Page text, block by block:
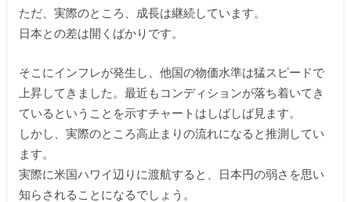
ただ、実際のところ、成長は継続しています。
日本との差は開くばかりです。
そこにインフレが発生し、他国の物価水準は猛スピードで
上昇してきました。最近もコンディションが落ち着いてき
ているということを示すチャートはしばしば見ます。
しかし、実際のところ高止まりの流れになると推測してい
ます。
実際に米国ハワイ辺りに渡航すると、日本円の弱さを思い
知らされることになるでしょう。